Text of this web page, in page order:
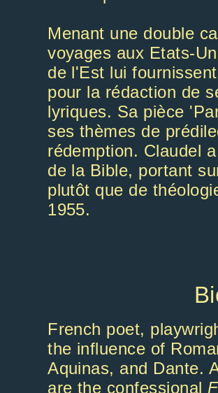
Menant une double
voyages aux Etats-
de l'Est lui
pour la rédaction de
lyriques. Sa pièce
ses thèmes de
rédemption. Claudel
de la Bible, portant
plutôt que de
1955.
French poet,
the influence of
Aquinas, and Dante.
are the confessional